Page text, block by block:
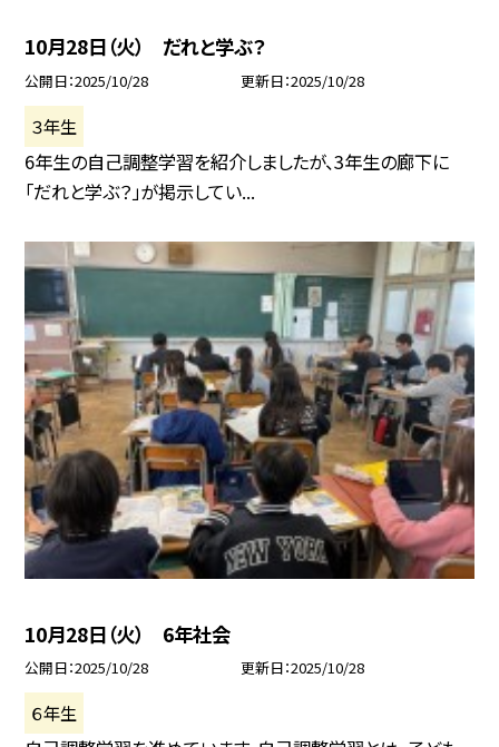
10月28日（火） だれと学ぶ？
公開日 2025/10/28 更新日 2025/10/28
３年生
6年生の自己調整学習を紹介しましたが、3年生の廊下に
「だれと学ぶ？」が掲示してい...
10月28日（火） 6年社会
公開日 2025/10/28 更新日 2025/10/28
６年生